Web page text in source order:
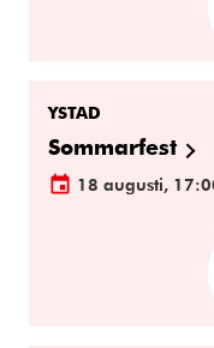
YSTAD
Sommarfest
18 augusti,